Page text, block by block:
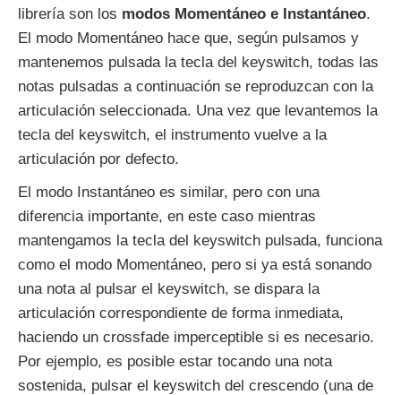
librería son los modos Momentáneo e Instantáneo.
El modo Momentáneo hace que, según pulsamos y
mantenemos pulsada la tecla del keyswitch, todas las
notas pulsadas a continuación se reproduzcan con la
articulación seleccionada. Una vez que levantemos la
tecla del keyswitch, el instrumento vuelve a la
articulación por defecto.
El modo Instantáneo es similar, pero con una
diferencia importante, en este caso mientras
mantengamos la tecla del keyswitch pulsada, funciona
como el modo Momentáneo, pero si ya está sonando
una nota al pulsar el keyswitch, se dispara la
articulación correspondiente de forma inmediata,
haciendo un crossfade imperceptible si es necesario.
Por ejemplo, es posible estar tocando una nota
sostenida, pulsar el keyswitch del crescendo (una de